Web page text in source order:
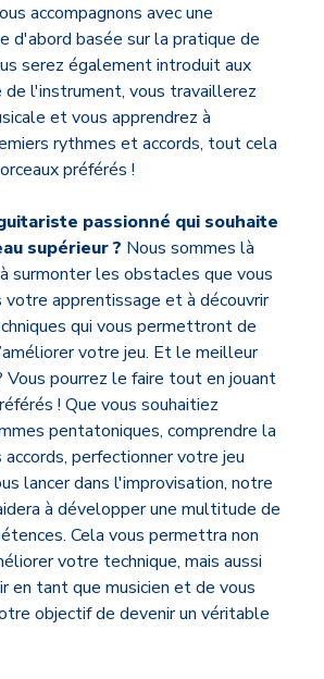
accompagnons avec une
d'abord basée sur la pratique de
serez également introduit aux
de l'instrument, vous travaillerez
et vous apprendrez à
rythmes et accords, tout cela
préférés !
passionné qui souhaite
supérieur ? Nous sommes là
surmonter les obstacles que vous
votre apprentissage et à découvrir
qui vous permettront de
votre jeu. Et le meilleur
Vous pourrez le faire tout en jouant
! Que vous souhaitiez
pentatoniques, comprendre la
perfectionner votre jeu
lancer dans l'improvisation, notre
à développer une multitude de
Cela vous permettra non
votre technique, mais aussi
en tant que musicien et de vous
objectif de devenir un véritable